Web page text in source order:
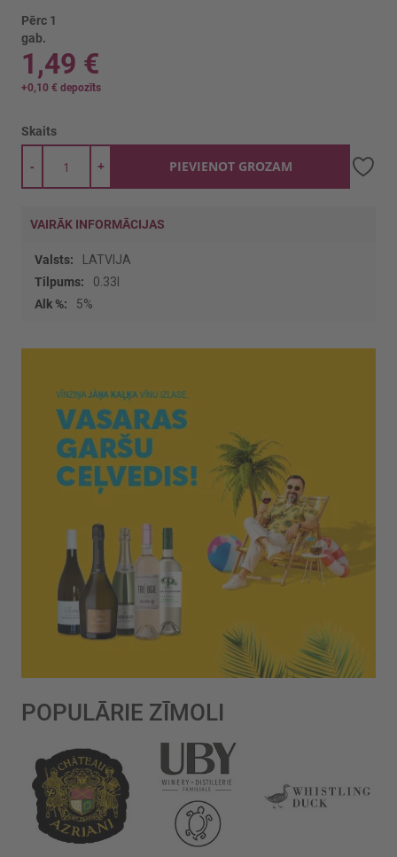
Pērc 1
gab.
1,49 €
+0,10 € depozīts
Skaits
+
- PIEVIENOT GROZAM
VAIRĀK INFORMĀCIJAS
Vairāk
informācijas
LATVIJA
0.33l
5%
POPULĀRIE ZĪMOLI